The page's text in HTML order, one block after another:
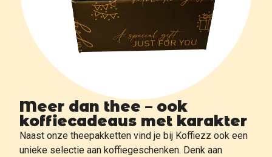
Meer dan thee – ook
koffiecadeaus met karakter
Naast onze theepakketten vind je bij Koffiezz ook een
unieke selectie aan koffiegeschenken. Denk aan